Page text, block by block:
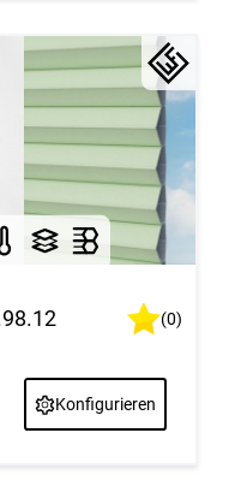
(0)
Konfigurieren